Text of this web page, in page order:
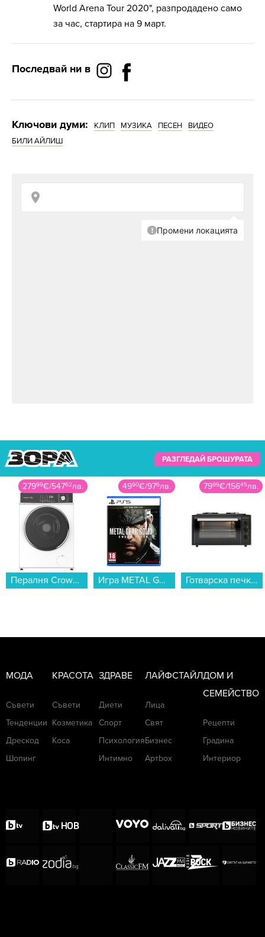
World Arena Tour 2020", разпродадено само
за час, стартира на 9 март.
Последвай ни в
Ключови думи: КЛИП МУЗИКА ПЕСЕН
ВИДЕО
БИЛИ АЙЛИШ
РАЗГЛЕДАЙ БРОШУРАТА
4990€/976лв.
Игра METAL GEAR SOLID Delta: Snake Eater D1 (PS5)...
7999€/15645лв.
Готварска печка (мини) Crown CMO-455BF , 2 ток , Черен...
20999€/41071лв.
Прахосмукачка Bosch BWD420HYG...
МОДА
Съвети
Тенденции
Дрескод
Шопинг
КРАСОТА
Съвети
Козметика
Коса
ЗДРАВЕ
Диети
Спорт
Психология
Интимно
ЛАЙФСТАЙЛ
Лица
Свят
Бизнес
Артbox
ДОМ И
СЕМЕЙСТВО
Рецепти
Градина
Интериор